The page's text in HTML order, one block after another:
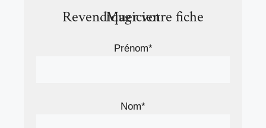
Revendiquer votre fiche Magicien
Prénom*
Nom*